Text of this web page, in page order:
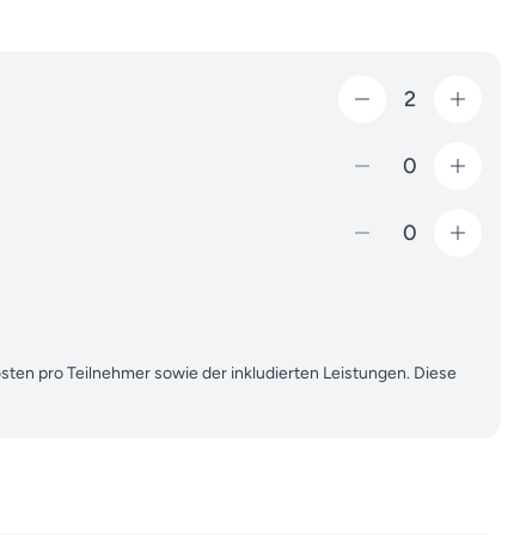
2
0
0
pro Teilnehmer sowie der inkludierten Leistungen. Diese